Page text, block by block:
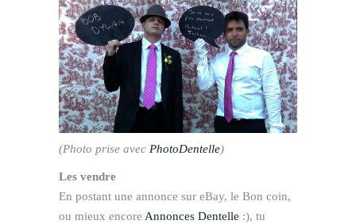
(Photo prise avec PhotoDentelle)
Les vendre
En postant une annonce sur eBay, le Bon coin,
ou mieux encore Annonces Dentelle :), tu